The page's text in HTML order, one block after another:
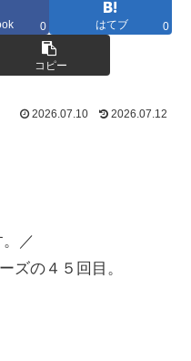
0 はてブ 0
コピー
2026.07.10 2026.07.12
／
ズの４５回目。